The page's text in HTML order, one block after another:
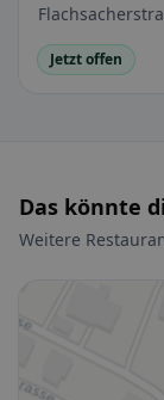
Jetzt offen
Das könnte
Weitere